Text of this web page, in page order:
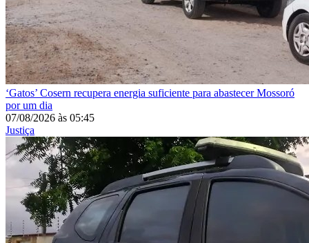
‘Gatos’ Cosern recupera energia suficiente para abastecer Mossoró
por um dia
07/08/2026 às 05:45
Justiça